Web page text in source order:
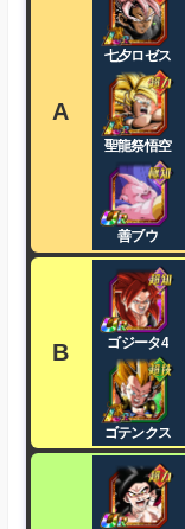
A
七夕ロゼス
聖龍祭悟空
善ブウ
B ゴジータ4
ゴテンクス